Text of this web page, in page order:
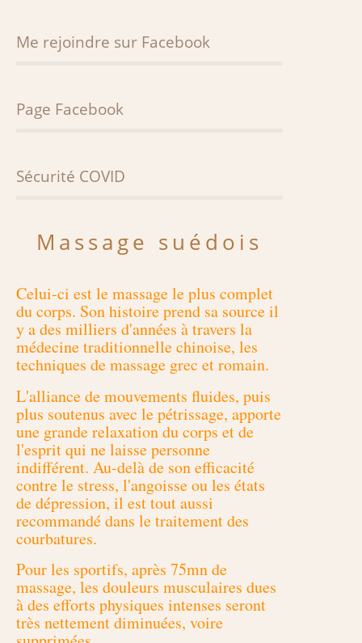
TARIFS
Les bienfaits des fruits secs
Me rejoindre sur Facebook
Page Facebook
Sécurité COVID
Massage suédois
Celui-ci est le massage le plus complet
du corps. Son histoire prend sa source il
y a des milliers d'années à travers la
médecine traditionnelle chinoise, les
techniques de massage grec et romain.
L'alliance de mouvements fluides, puis
plus soutenus avec le pétrissage, apporte
une grande relaxation du corps et de
l'esprit qui ne laisse personne
indifférent. Au-delà de son efficacité
contre le stress, l'angoisse ou les états
de dépression, il est tout aussi
recommandé dans le traitement des
courbatures.
Pour les sportifs, après 75mn de
massage, les douleurs musculaires dues
à des efforts physiques intenses seront
très nettement diminuées, voire